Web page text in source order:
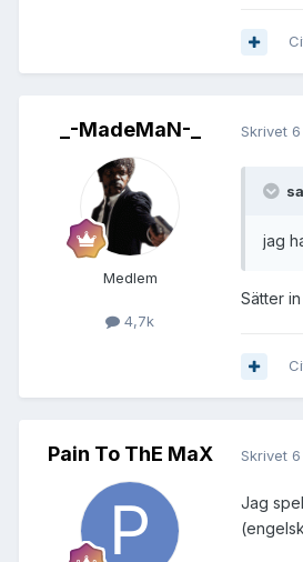
_-MadeMaN-_
Medlem
4,7k
Skrivet
jag
Sätter
Pain To ThE MaX Skrivet
Jag